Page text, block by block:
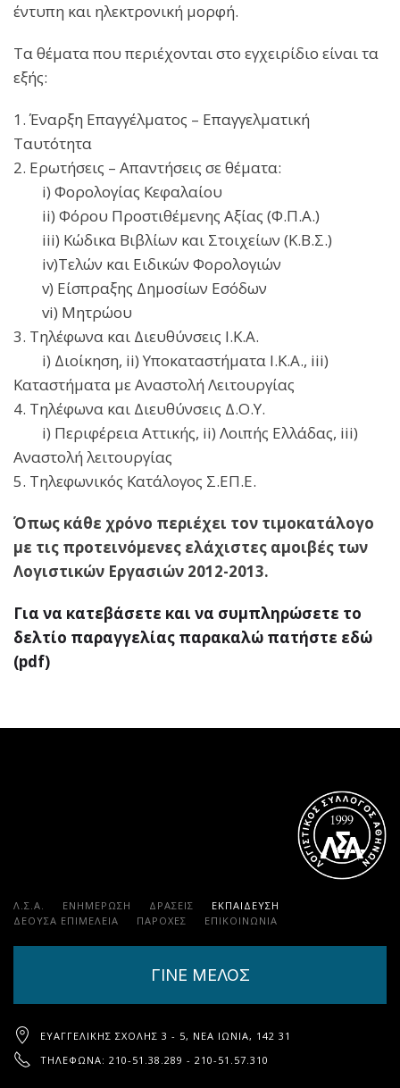
έντυπη και ηλεκτρονική μορφή.
Τα θέματα που περιέχονται στο εγχειρίδιο είναι τα
εξής:
1. Έναρξη Επαγγέλματος – Επαγγελματική
Ταυτότητα
2. Ερωτήσεις – Απαντήσεις σε θέματα:
i) Φορολογίας Κεφαλαίου
ii) Φόρου Προστιθέμενης Αξίας (Φ.Π.Α.)
iii) Κώδικα Βιβλίων και Στοιχείων (Κ.Β.Σ.)
iv)Τελών και Ειδικών Φορολογιών
v) Είσπραξης Δημοσίων Εσόδων
vi) Μητρώου
3. Τηλέφωνα και Διευθύνσεις Ι.Κ.Α.
i) Διοίκηση, ii) Υποκαταστήματα Ι.Κ.Α., iii)
Καταστήματα με Αναστολή Λειτουργίας
4. Τηλέφωνα και Διευθύνσεις Δ.Ο.Υ.
i) Περιφέρεια Αττικής, ii) Λοιπής Ελλάδας, iii)
Αναστολή λειτουργίας
5. Τηλεφωνικός Κατάλογος Σ.ΕΠ.Ε.
Όπως κάθε χρόνο περιέχει τον τιμοκατάλογο
με τις προτεινόμενες ελάχιστες αμοιβές των
Λογιστικών Εργασιών 2012-2013.
Για να κατεβάσετε και να συμπληρώσετε το
δελτίο παραγγελίας παρακαλώ πατήστε εδώ
(pdf)
Λ.Σ.Α. ΕΝΗΜΕΡΩΣΗ ΔΡΑΣΕΙΣ
ΕΚΠΑΊΔΕΥΣΗ
ΔΕΟΥΣΑ ΕΠΙΜΕΛΕΙΑ
ΠΑΡΟΧΈΣ ΕΠΙΚΟΙΝΩΝΊΑ
ΓΙΝΕ ΜΕΛΟΣ
ΕΥΑΓΓΕΛΙΚΉΣ ΣΧΟΛΉΣ 3 - 5, ΝΈΑ ΙΩΝΊΑ, 142 31
ΤΗΛΈΦΩΝΑ: 210-51.38.289 - 210-51.57.310